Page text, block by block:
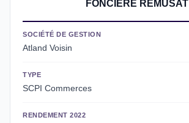
FONCIÈRE REMUSAT
SOCIÉTÉ DE GESTION
Atland Voisin
TYPE
SCPI Commerces
RENDEMENT 2022